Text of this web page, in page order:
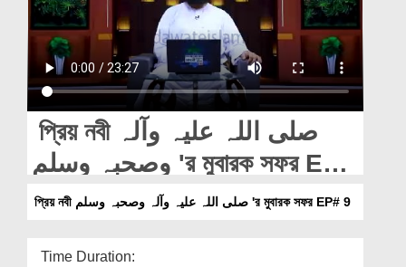
Donation
Magazine
Departments
প্রিয় নবী صلی اللہ علیہ وآلہ
وصحبہ وسلم 'র মুবারক সফর EP#
9
প্রিয় নবী صلی اللہ علیہ وآلہ وصحبہ وسلم 'র মুবারক সফর EP# 9
Time Duration: